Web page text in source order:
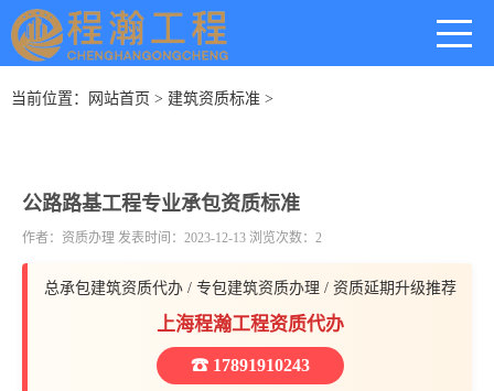
当前位置： 网站首页 > 建筑资质标准 >
公路路基工程专业承包资质标准
作者：资质办理 发表时间：2023-12-13 浏览次数：2
总承包建筑资质代办 / 专包建筑资质办理 / 资质延期升级推荐
上海程瀚工程资质代办
☎ 17891910243